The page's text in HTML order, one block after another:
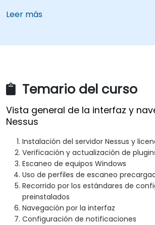
Leer más
Temario del curso
Vista general de la interfaz y
Nessus
Instalación del servidor Nessus y
Verificación y actualización de
Escaneo de equipos Windows
Uso de perfiles de escaneo
Recorrido por los estándares de
preinstalados
Navegación por la interfaz
Configuración de notificaciones